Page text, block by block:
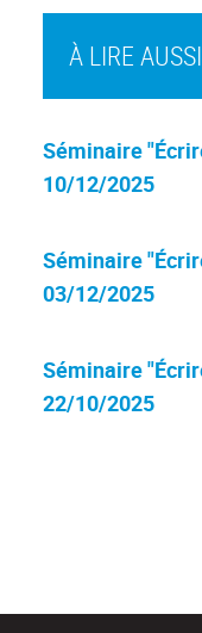
À LIRE AUSSI
Séminaire
10/12/2025
Séminaire
03/12/2025
Séminaire
22/10/2025